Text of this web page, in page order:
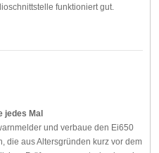
funktioniert gut.
jedes Mal
und verbaue den Ei650
die aus Altersgründen kurz vor dem